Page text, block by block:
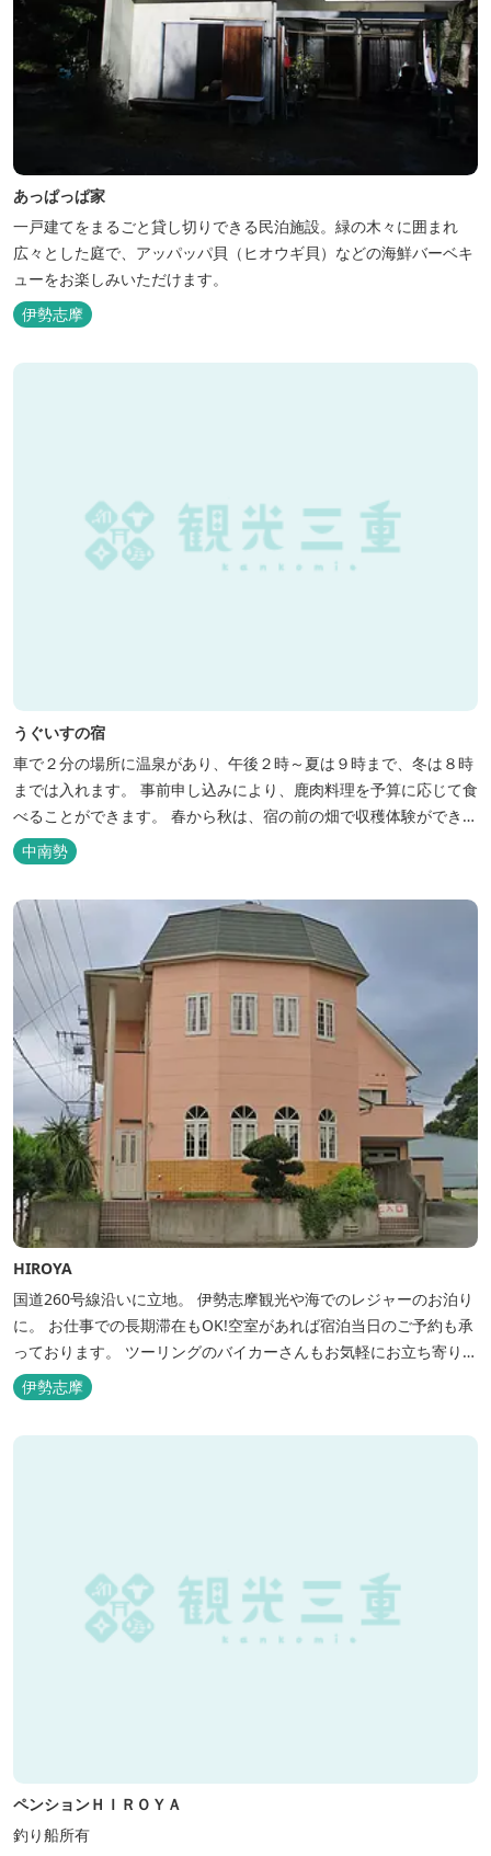
あっぱっぱ家
一戸建てをまるごと貸し切りできる民泊施設。緑の木々に囲まれ
広々とした庭で、アッパッパ貝（ヒオウギ貝）などの海鮮バーベキ
ューをお楽しみいただけます。
伊勢志摩
うぐいすの宿
車で２分の場所に温泉があり、午後２時～夏は９時まで、冬は８時
までは入れます。 事前申し込みにより、鹿肉料理を予算に応じて食
べることができます。 春から秋は、宿の前の畑で収穫体験ができ、
その野菜で夕食もできます。
中南勢
HIROYA
国道260号線沿いに立地。 伊勢志摩観光や海でのレジャーのお泊り
に。 お仕事での長期滞在もOK!空室があれば宿泊当日のご予約も承
っております。 ツーリングのバイカーさんもお気軽にお立ち寄りく
ださい。
伊勢志摩
ペンションＨＩＲＯＹＡ
釣り船所有